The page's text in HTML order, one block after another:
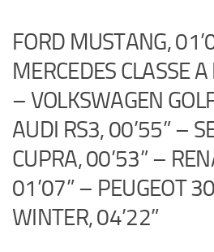
FORD MUSTANG,
MERCEDES CLASSE
– VOLKSWAGEN
AUDI RS3, 00’55” –
CUPRA, 00’53” –
01’07” – PEUGEOT
WINTER, 04’22”